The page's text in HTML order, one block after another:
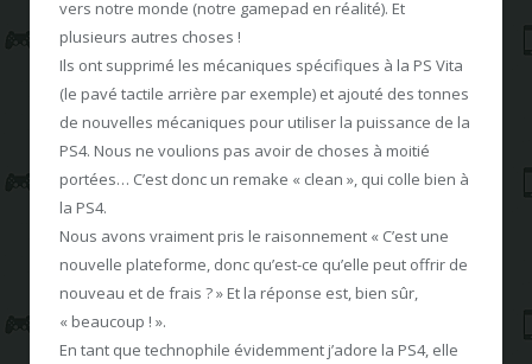
vers notre monde (notre gamepad en réalité). Et
plusieurs autres choses !
Ils ont supprimé les mécaniques spécifiques à la PS Vita
(le pavé tactile arrière par exemple) et ajouté des tonnes
de nouvelles mécaniques pour utiliser la puissance de la
PS4. Nous ne voulions pas avoir de choses à moitié
portées… C’est donc un remake « clean », qui colle bien à
la PS4.
Nous avons vraiment pris le raisonnement « C’est une
nouvelle plateforme, donc qu’est-ce qu’elle peut offrir de
nouveau et de frais ? » Et la réponse est, bien sûr,
« beaucoup ! ».
En tant que technophile évidemment j’adore la PS4, elle